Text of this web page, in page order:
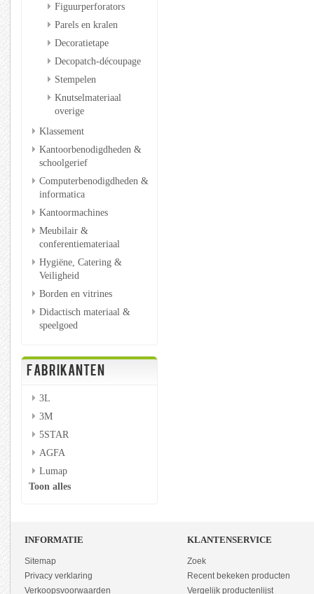
Figuurperforators
Parels en kralen
Decoratietape
Decopatch-découpage
Stempelen
Knutselmateriaal
overige
Klassement
Kantoorbenodigdheden &
schoolgerief
Computerbenodigdheden &
informatica
Kantoormachines
Meubilair &
conferentiemateriaal
Hygiëne, Catering &
Veiligheid
Borden en vitrines
Didactisch materiaal &
speelgoed
FABRIKANTEN
3L
3M
5STAR
AGFA
Lumap
Toon alles
INFORMATIE
Sitemap
Privacy verklaring
Verkoopsvoorwaarden
KLANTENSERVICE
Zoek
Recent bekeken producten
Vergelijk productenlijst